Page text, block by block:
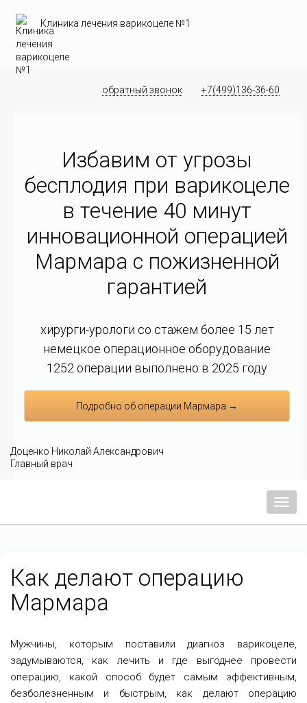
Клиника лечения варикоцеле №1
обратный звонок +7(499)136-36-60
Избавим от угрозы
бесплодия при варикоцеле
в течение 40 минут
инновационной операцией
Мармара c пожизненной
гарантией
хирурги-урологи со стажем более 15 лет
немецкое операционное оборудование
1252 операции выполнено в 2025 году
Подробно об операции Мармара →
Доценко Николай Александрович
Главный врач
Меню
Как делают операцию
Мармара
Мужчины, которым поставили диагноз варикоцеле,
задумываются, как лечить и где выгоднее провести
операцию, какой способ будет самым эффективным,
безболезненным и быстрым, как делают операцию